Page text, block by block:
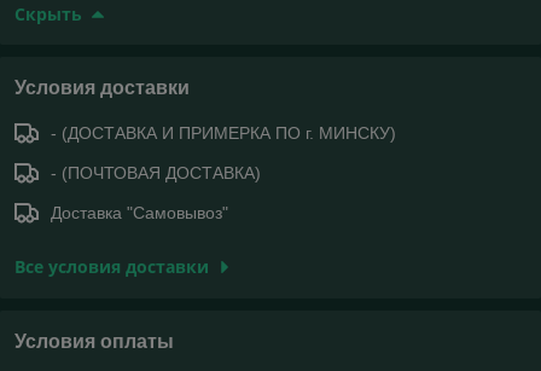
Скрыть
Условия доставки
- (ДОСТАВКА И ПРИМЕРКА ПО г. МИНСКУ)
- (ПОЧТОВАЯ ДОСТАВКА)
Доставка "Самовывоз"
Все условия доставки
Условия оплаты